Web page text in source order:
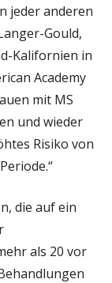
jeder anderen
Gould,
Kalifornien in
Academy
mit MS
und wieder
Risiko von
die auf ein
als 20 vor